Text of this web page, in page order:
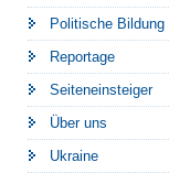
Politische Bildung
Reportage
Seiteneinsteiger
Über uns
Ukraine